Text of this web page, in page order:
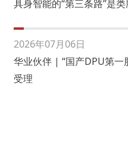
具身智能的“第三条路”是
2026年07月06日
华业伙伴 | “国产DPU第一
受理